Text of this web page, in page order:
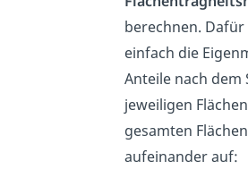
berechnen.
einfach die
Anteile nach dem
jeweiligen
gesamten
aufeinander auf: